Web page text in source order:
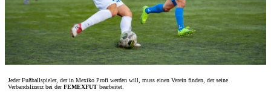
Jeder Fußballspieler, der in Mexiko Profi werden will, muss einen Verein finden, der seine
Verbandslizenz bei derFEMEXFUT bearbeitet.